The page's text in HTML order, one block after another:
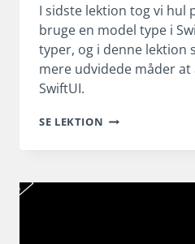
I sidste lektion tog vi hul
bruge en model type i
typer, og i denne lektion
mere udvidede måder at
SwiftUI.
SE LEKTION DATA
2